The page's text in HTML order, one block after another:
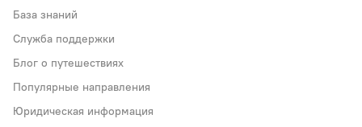
База знаний
Служба поддержки
Блог о путешествиях
Популярные направления
Юридическая информация